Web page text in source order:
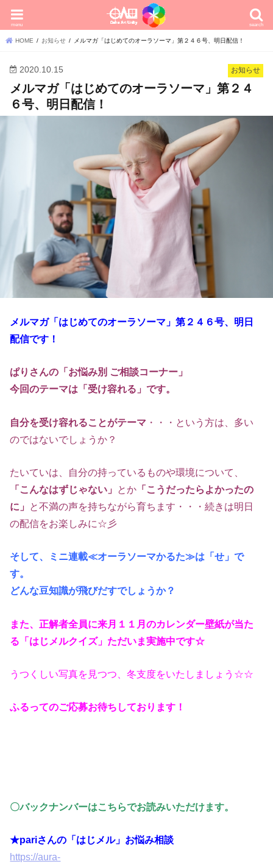
search
menu
HOME お知らせ メルマガ「はじめてのオーラソーマ」第２４６号、明日配信！
お知らせ
2020.10.15
メルマガ「はじめてのオーラソーマ」第２４
６号、明日配信！
メルマガ「はじめてのオーラソーマ」第２４６号、明日
配信です！
ぱりさんの「お悩み別 ご相談コーナー」
今回のテーマは「受け容れる」です。
自分を受け容れることがテーマ ・・・という方は、多い
のではないでしょうか？
たいていは、自分の持っているものや環境について、
「こんなはずじゃない」 とか 「こうだったらよかったの
に」 と不満の声を持ちながら育ちます・・・続きは明日
の配信をお楽しみに☆彡
そして、ミニ連載≪オーラソーマかるた≫は「せ」で
す。
どんな豆知識が飛びだすでしょうか？
また、正解者全員に来月１１月のカレンダー壁紙が当た
る「はじメルクイズ」ただいま実施中です☆
うつくしい写真を見つつ、冬支度をいたしましょう☆☆
ふるってのご応募お待ちしております！
〇バックナンバーはこちらでお読みいただけます。
★pariさんの「はじメル」お悩み相談
https://aura-